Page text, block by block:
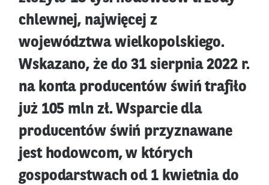
chlewnej, najwięcej z
województwa wielkopolskiego.
Wskazano, że do 31 sierpnia 2022 r.
na konta producentów świń trafiło
już 105 mln zł. Wsparcie dla
producentów świń przyznawane
jest hodowcom, w których
gospodarstwach od 1 kwietnia do